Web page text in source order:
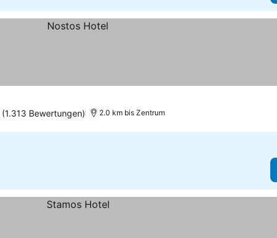
(1.313 Bewertungen) 2.0 km bis Zentrum